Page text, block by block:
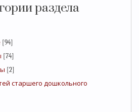
раздела
[94]
[74]
[2]
старшего дошкольного